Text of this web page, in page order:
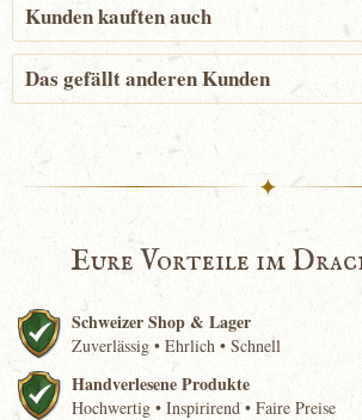
Kunden kauften auch
Das gefällt anderen Kunden
✦
Eure Vorteile im
Schweizer Shop & Lager
Zuverlässig • Ehrlich • Schnell
Handverlesene Produkte
Hochwertig • Inspirirend • Faire Preise